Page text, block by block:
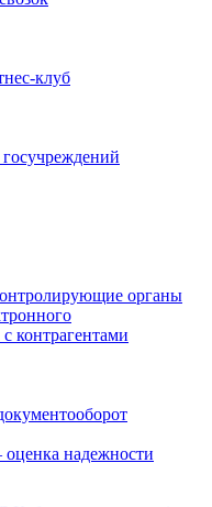
клуб
органы
контрагентами
надежности